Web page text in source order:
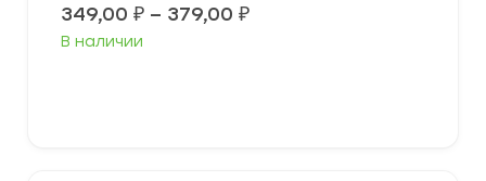
349,00 ₽ – 379,00 ₽Диапазон
В наличии